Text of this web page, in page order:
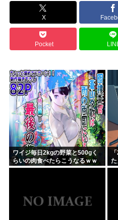
【緊急速報】信用声優の羊宮妃那
靖国神社、軍服コスプレでの参拝
【高市】トランプ「イランが核入
ハンターハンター今何やってるか
5年前お前ら「AIイラストすげぇ
韓国人「台風で品不足になった沖
韓国人「『日本ビールは絶対に飲
海外「日本のこの場所は現実とは
NISAのせいで少子化加速してる
X
Pocket
ワイジ毎日2kgの野菜と500gく
らいの肉食べたらこうなるｗｗ
ｗ